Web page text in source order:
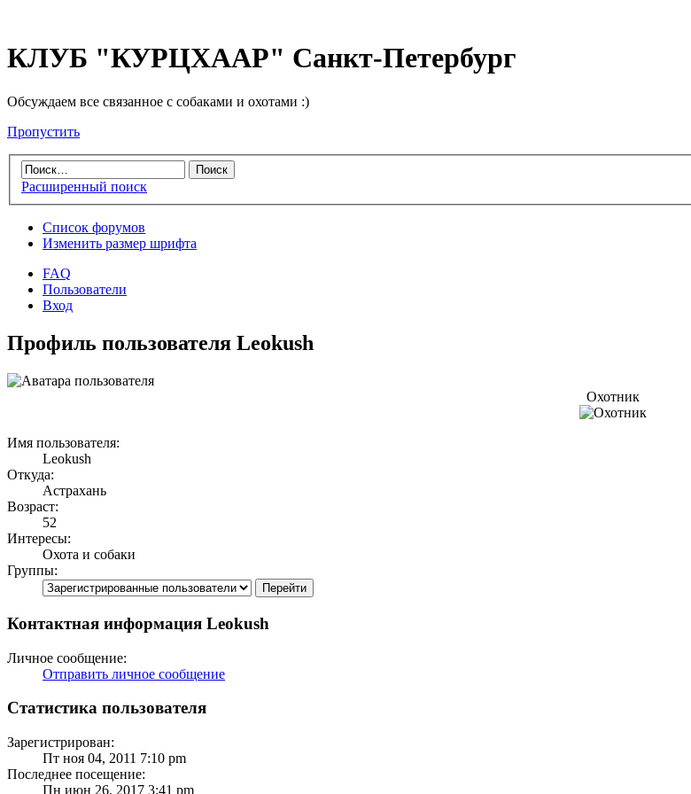
КЛУБ "КУРЦХААР" Санкт-Петербург
Обсуждаем все связанное с собаками и охотами :)
Пропустить
Расширенный поиск
Список форумов
Изменить размер шрифта
FAQ
Пользователи
Вход
Профиль пользователя Leokush
Охотник
Имя пользователя:
Leokush
Откуда:
Астрахань
Возраст:
52
Интересы:
Охота и собаки
Группы:
Контактная информация Leokush
Личное сообщение:
Отправить личное сообщение
Статистика пользователя
Зарегистрирован:
Пт ноя 04, 2011 7:10 pm
Последнее посещение:
Пн июн 26, 2017 3:41 pm